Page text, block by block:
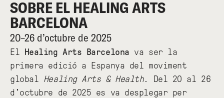
SOBRE EL HEALING ARTS
BARCELONA
20–26 d’octubre de 2025
El Healing Arts Barcelona va ser la
primera edició a Espanya del moviment
global Healing Arts & Health. Del 20 al 26
d’octubre de 2025 es va desplegar per